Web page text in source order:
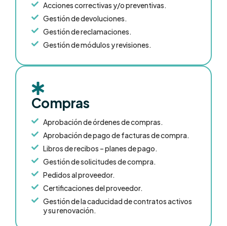
Acciones correctivas y/o preventivas.
Gestión de devoluciones.
Gestión de reclamaciones.
Gestión de módulos y revisiones.
Compras
Aprobación de órdenes de compras.
Aprobación de pago de facturas de compra.
Libros de recibos – planes de pago.
Gestión de solicitudes de compra.
Pedidos al proveedor.
Certificaciones del proveedor.
Gestión de la caducidad de contratos activos
y su renovación.